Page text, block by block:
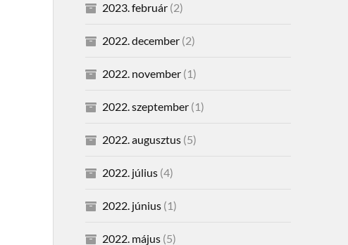
2023. február(2)
2022. december(2)
2022. november(1)
2022. szeptember(1)
2022. augusztus(5)
2022. július(4)
2022. június(1)
2022. május(5)